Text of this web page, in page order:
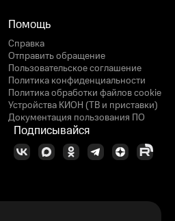
Помощь
Справка
Отправить обращение
Пользовательское соглашение
Политика конфиденциальности
Политика обработки файлов cookie
Устройства КИОН (ТВ и приставки)
Документация пользования ПО
Подписывайся